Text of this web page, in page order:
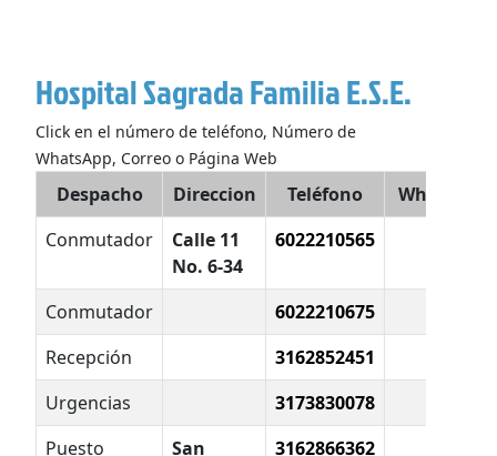
Hospital Sagrada Familia E.S.E.
Click en el número de teléfono, Número de
WhatsApp, Correo o Página Web
Despacho Direccion Teléfono
WhatsApp
Conmutador
Calle 11
No. 6-34
6022210565
Conmutador
6022210675
Recepción
3162852451
Urgencias
3173830078
Puesto
San
3162866362